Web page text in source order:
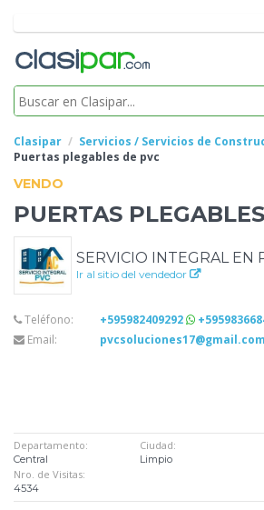
Clasipar
Servicios / Servicios de
Puertas plegables de pvc
VENDO
PUERTAS PLEGABLES
SERVICIO INTEGRAL EN
Ir al sitio del vendedor
Teléfono: +595982409292
Email:
Departamento:
Central
Ciudad:
Limpio
Nro. de Visitas:
4534